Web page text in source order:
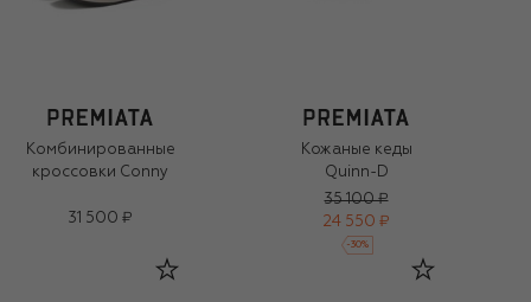
Комбинированные
кроссовки Conny
31 500 ₽
Кожаные кеды
Quinn-D
35 100 ₽
24 550 ₽
-30%